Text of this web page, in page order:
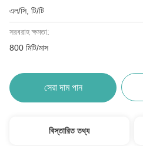
এল/সি, টি/টি
সরবরাহ ক্ষমতা:
800 মিটি/মাস
সেরা দাম পান
বিস্তারিত তথ্য